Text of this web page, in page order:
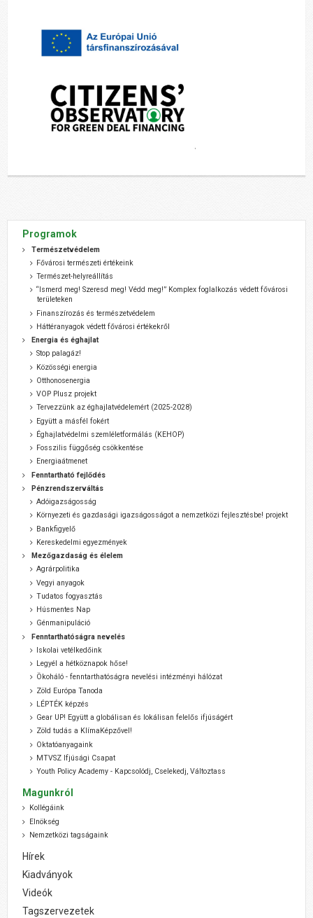
Programok
Természetvédelem
Fővárosi természeti értékeink
Természet-helyreállítás
“Ismerd meg! Szeresd meg! Védd meg!” Komplex foglalkozás védett fővárosi
területeken
Finanszírozás és természetvédelem
Háttéranyagok védett fővárosi értékekről
Energia és éghajlat
Stop palagáz!
Közösségi energia
Otthonosenergia
VOP Plusz projekt
Tervezzünk az éghajlatvédelemért (2025-2028)
Együtt a másfél fokért
Éghajlatvédelmi szemléletformálás (KEHOP)
Fosszilis függőség csökkentése
Energiaátmenet
Fenntartható fejlődés
Pénzrendszerváltás
Adóigazságosság
Környezeti és gazdasági igazságosságot a nemzetközi fejlesztésbe! projekt
Bankfigyelő
Kereskedelmi egyezmények
Mezőgazdaság és élelem
Agrárpolitika
Vegyi anyagok
Tudatos fogyasztás
Húsmentes Nap
Génmanipuláció
Fenntarthatóságra nevelés
Iskolai vetélkedőink
Legyél a hétköznapok hőse!
Ökoháló - fenntarthatóságra nevelési intézményi hálózat
Zöld Európa Tanoda
LÉPTÉK képzés
Gear UP! Együtt a globálisan és lokálisan felelős ifjúságért
Zöld tudás a KlímaKépzővel!
Oktatóanyagaink
MTVSZ Ifjúsági Csapat
Youth Policy Academy - Kapcsolódj, Cselekedj, Változtass
Magunkról
Kollégáink
Elnökség
Nemzetközi tagságaink
Hírek
Kiadványok
Videók
Tagszervezetek